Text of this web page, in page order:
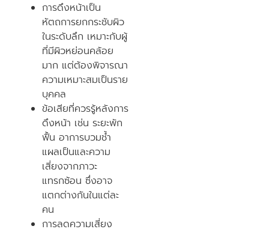
การดึงหน้าเป็น
หัตถการยกกระชับผิว
ในระดับลึก เหมาะกับผู้
ที่มีผิวหย่อนคล้อย
มาก แต่ต้องพิจารณา
ความเหมาะสมเป็นราย
บุคคล
ข้อเสียที่ควรรู้หลังการ
ดึงหน้า เช่น ระยะพัก
ฟื้น อาการบวมช้ำ
แผลเป็นและความ
เสี่ยงจากภาวะ
แทรกซ้อน ซึ่งอาจ
แตกต่างกันในแต่ละ
คน
การลดความเสี่ยง